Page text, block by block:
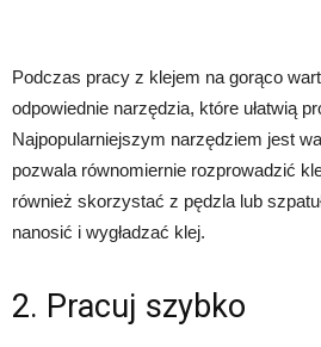
Podczas pracy z klejem na gorąco
odpowiednie narzędzia, które ułatwią
Najpopularniejszym narzędziem jest
pozwala równomiernie rozprowadzić
również skorzystać z pędzla lub
nanosić i wygładzać klej.
2. Pracuj szybko